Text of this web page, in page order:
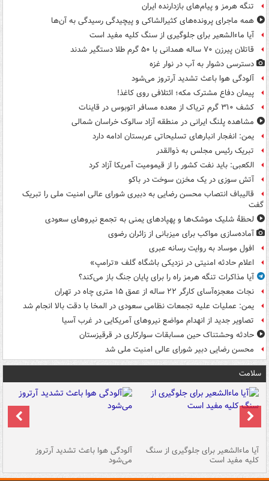
تنگه هرمز و پیام‌های بازدارنده ایران
همه ماجرای پرونده‌های کثیرالشاکی و پیچیدگی رسیدگی به آن‌ها
آیا ماءالشعیر برای جلوگیری از سنگ کلیه مفید است
قاتلان پیرزن ۷۰ ساله همدانی با ۵۰ گرم طلا دستگیر شدند
دسترسی دشوار به آب در نوار غزه
آلودگی هوا باعث تشدید آرتروز می‌شود
پیمان دفاع مشترک مکه؛ ائتلافی روی کاغذ!
کشف ۳۱۰ گرم تریاک از معده مسافر اتوبوس در قاینات
مشاهده پلنگ ایرانی در منطقه آزاد سالوک خراسان شمالی
یمن: انفجار انبارهای تسلیحاتی عربستان ادامه دارد
تبریک رئیس مجلس به ذوالقدر
الکعبی: باید نفت کشور را از قیمومیت آمریکا آزاد کرد
آتش سوزی در یک مخزن سوخت در باکو
قالیباف انتصاب محسن رضایی به دبیری شورای عالی امنیت ملی را تبریک
گفت
لحظۀ شلیک موشک‌ها و پهپادهای یمنی به تجمع نیروهای سعودی
آماده‌سازی مواکب برای میزبانی از زائران رضوی
افول موساد به روایت رسانه عبری
اعلام حادثه امنیتی در نزدیکی باشگاه گلف «ترامپ»
آیا مذاکرات تنگه هرمز راه را برای پایان جنگ باز می‌کند؟
نجات معجزه‌آسای کارگر ۲۲ ساله از عمق ۱۵ متری چاه در تهران
یمن: عملیات علیه تجمعات نظامی سعودی در المخا با دقت بالا انجام شد
تصاویر جدید از انهدام مواضع نیروهای آمریکایی در غرب آسیا
حادثه وحشتناک حین مسابقات سوارکاری در قرقیزستان
محسن رضایی دبیر شورای عالی امنیت ملی شد
سلامت
آیا ماءالشعیر برای جلوگیری از سنگ
کلیه مفید است
آلودگی هوا باعث تشدید آرتروز
می‌شود